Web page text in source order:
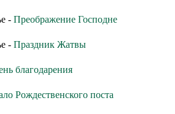
- Преображение Господне
- Праздник Жатвы
благодарения
Рождественского поста